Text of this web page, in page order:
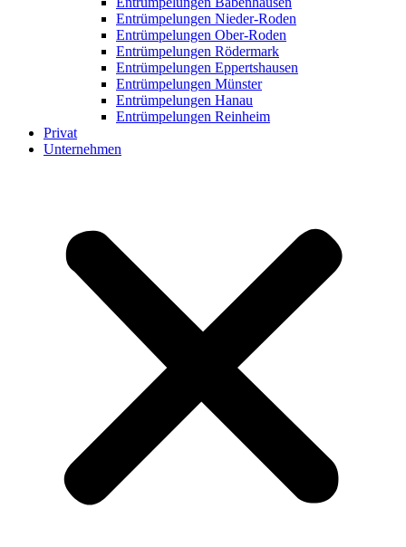
Entrümpelungen Nieder-Roden
Entrümpelungen Ober-Roden
Entrümpelungen Rödermark
Entrümpelungen Eppertshausen
Entrümpelungen Münster
Entrümpelungen Hanau
Entrümpelungen Reinheim
Privat
Unternehmen